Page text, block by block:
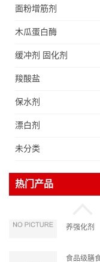
面粉增筋剂
木瓜蛋白酶
缓冲剂 固化剂
羧酸盐
保水剂
漂白剂
未分类
热门产品
现货食品
食品级聚
食品级膳